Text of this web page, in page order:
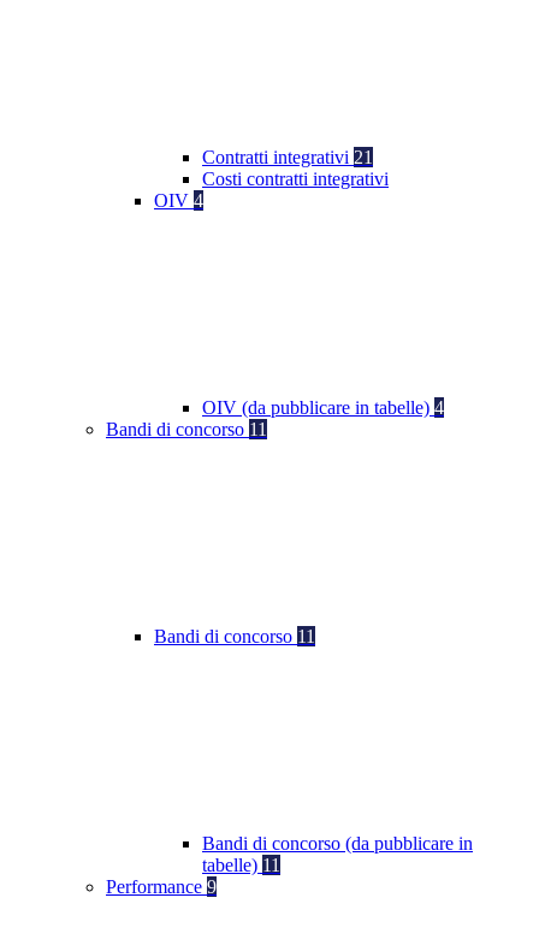
Contratti integrativi 21
Costi contratti integrativi
OIV 4
OIV (da pubblicare in tabelle) 4
Bandi di concorso 11
Bandi di concorso 11
Bandi di concorso (da pubblicare in
tabelle) 11
Performance 9